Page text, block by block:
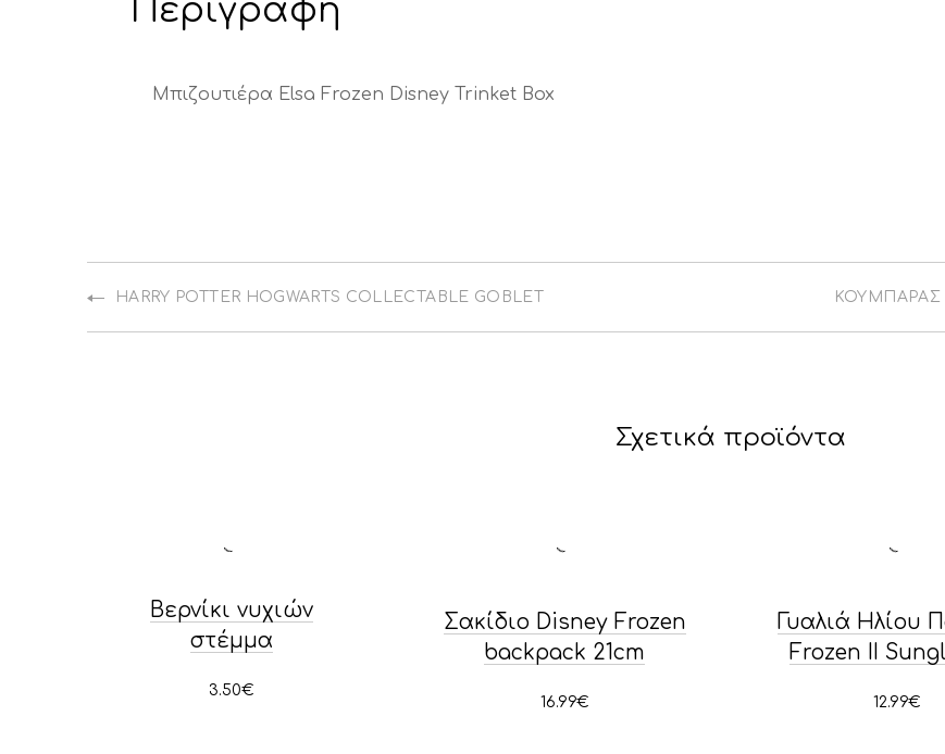
Περιγραφή
Μπιζουτιέρα Elsa Frozen Disney Trinket Box
HARRY POTTER HOGWARTS COLLECTABLE GOBLET ΚΟΥΜΠΑΡΆΣ
Σχετικά προϊόντα
Βερνίκι νυχιών
στέμμα
3.50€
Σακίδιο Disney Frozen
backpack 21cm
16.99€
Γυαλιά Ηλίου
Frozen II
12.99€